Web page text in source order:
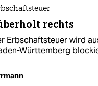
rechts
Erbschaftsteuer wird
Württemberg